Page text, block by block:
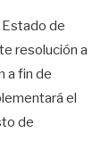
de
resolución a
a fin de
el
de